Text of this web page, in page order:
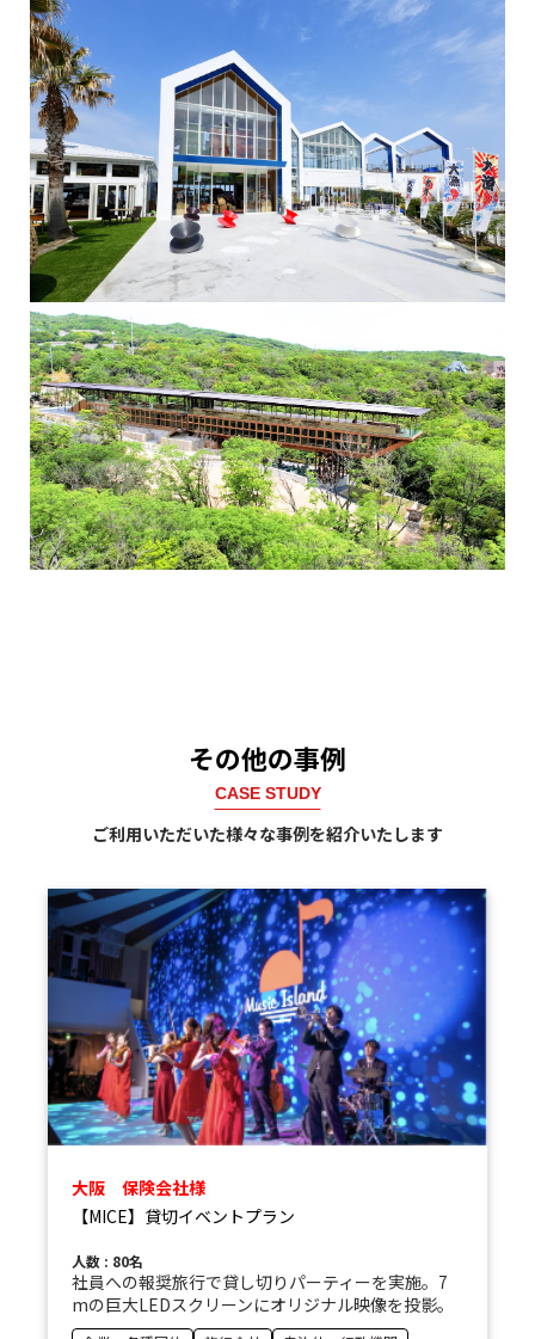
その他の事例
CASE STUDY
ご利用いただいた様々な事例を紹介いたします
大阪 保険会社様
【MICE】貸切イベントプラン
人数 : 80名
社員への報奨旅行で貸し切りパーティーを実施。7
mの巨大LEDスクリーンにオリジナル映像を投影。